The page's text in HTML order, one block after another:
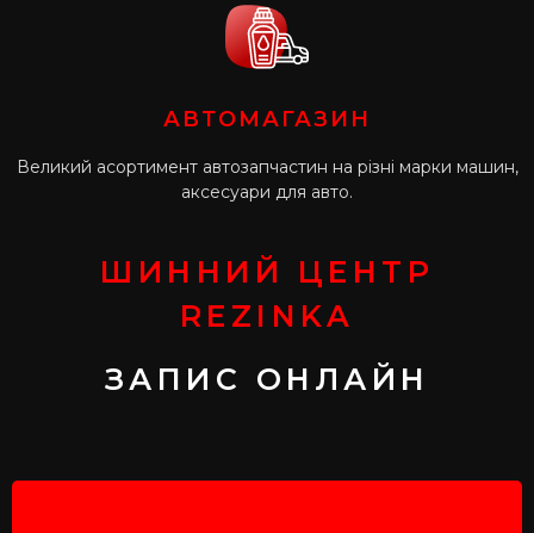
АВТОМАГАЗИН
Великий асортимент автозапчастин на різні марки машин,
аксесуари для авто.
ШИННИЙ ЦЕНТР
REZINKA
ЗАПИС ОНЛАЙН